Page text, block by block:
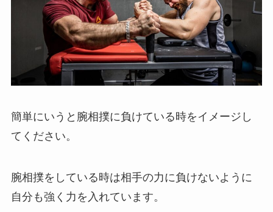
簡単にいうと腕相撲に負けている時をイメージし
てください。
腕相撲をしている時は相手の力に負けないように
自分も強く力を入れています。